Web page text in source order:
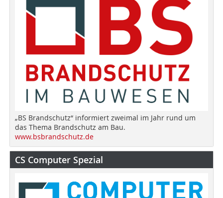
„BS Brandschutz“ informiert zweimal im Jahr rund um
das Thema Brandschutz am Bau.
www.bsbrandschutz.de
CS Computer Spezial